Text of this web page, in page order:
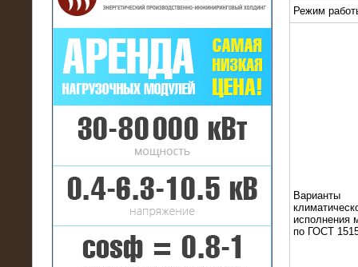
16.01.2017
Аренда нагрузочного комплекса 22
МВт (10 кВ) на газовое
месторождение
Режим
Варианты
исполнения
по ГОСТ